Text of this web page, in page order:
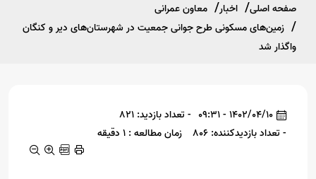
صفحه اصلی اخبار
معاون عمرانی
زمین‌های مسکونی طرح جوانی جمعیت در شهرستان‌های دیر و کنگان
واگذار شد
1402/04/10 - 09:31
- تعداد بازدید: 821
- تعداد بازدیدکننده: 806
زمان مطالعه : 1 دقیقه